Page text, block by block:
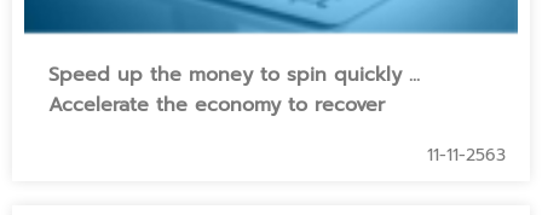
Speed up the money to spin quickly ...
Accelerate the economy to recover
11-11-2563